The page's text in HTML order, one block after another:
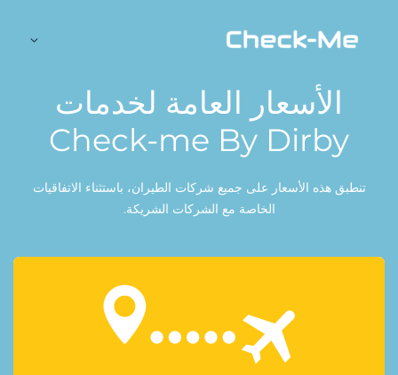
ﺍﻷﺳﻌﺎﺭ ﺍﻟﻌﺎﻣﺔ ﻟﺨﺪﻣﺎﺕ
Check-me By Dirby
ﺗﻨﻄﺒﻖ ﻫﺬﻩ ﺍﻷﺳﻌﺎﺭ ﻋﻠﻰ ﺟﻤﻴﻊ ﺷﺮﻛﺎﺕ ﺍﻟﻄﻴﺮﺍﻥ، ﺑﺎﺳﺘﺜﻨﺎﺀ ﺍﻻﺗﻔﺎﻗﻴﺎﺕ
ﺍﻟﺨﺎﺻﺔ ﻣﻊ ﺍﻟﺸﺮﻛﺎﺕ ﺍﻟﺸﺮﻳﻜﺔ.